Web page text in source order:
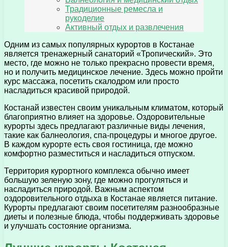
Традиционные ремесла и
рукоделие
Активный отдых и развлечения
Одним из самых популярных курортов в Костанае
является тренажерный санаторий «Тропический». Это
место, где можно не только прекрасно провести время,
но и получить медицинское лечение. Здесь можно пройти
курс массажа, посетить скалодром или просто
насладиться красивой природой.
Костанай известен своим уникальным климатом, который
благоприятно влияет на здоровье. Оздоровительные
курорты здесь предлагают различные виды лечения,
такие как балнеология, спа-процедуры и многое другое.
В каждом курорте есть своя гостиница, где можно
комфортно разместиться и насладиться отпуском.
Территория курортного комплекса обычно имеет
большую зеленую зону, где можно прогуляться и
насладиться природой. Важным аспектом
оздоровительного отдыха в Костанае является питание.
Курорты предлагают своим посетителям разнообразные
диеты и полезные блюда, чтобы поддерживать здоровье
и улучшать состояние организма.